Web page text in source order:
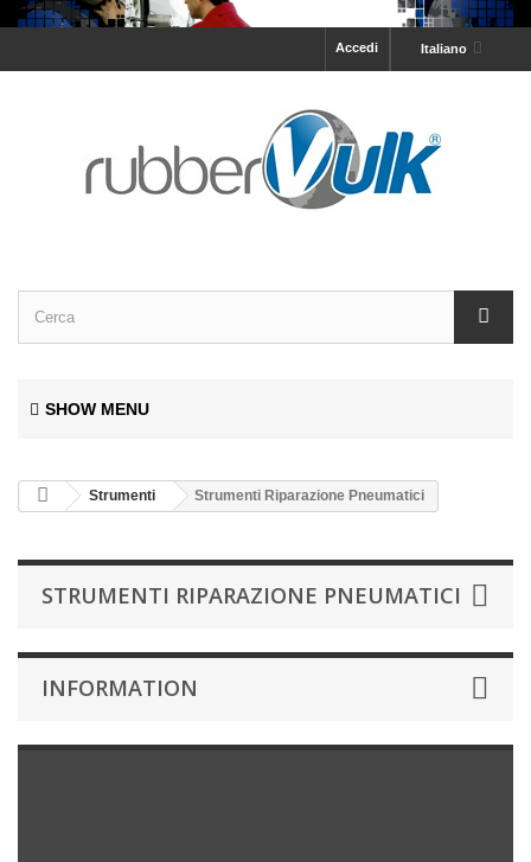
Italiano
Accedi
SHOW MENU
Strumenti Strumenti Riparazione Pneumatici
STRUMENTI RIPARAZIONE PNEUMATICI
INFORMATION